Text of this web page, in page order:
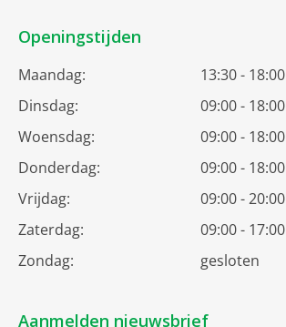
Openingstijden
Maandag:
13:30 - 18:00
Dinsdag:
09:00 - 18:00
Woensdag:
09:00 - 18:00
Donderdag:
09:00 - 18:00
Vrijdag:
09:00 - 20:00
Zaterdag:
09:00 - 17:00
Zondag:
gesloten
Aanmelden nieuwsbrief